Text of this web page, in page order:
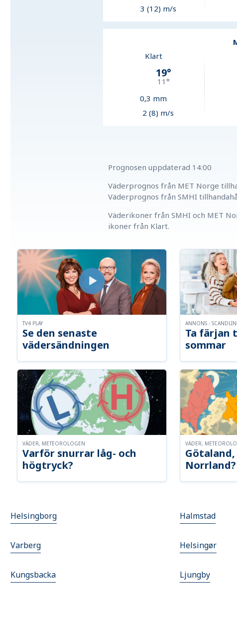
3 (12) m/s
Klart
19°
11 °
0,3 mm
2 (8) m/s
Prognosen uppdaterad 14:00
Väderprognos från MET Norge
Väderprognos från SMHI
Väderikoner från SMHI och MET
ikoner från Klart.
Se den senaste
vädersändningen
TV4 PLAY
Ta färjan
sommar
ANNONS -
Varför snurrar låg- och
högtryck?
VÄDER, METEOROLOGEN
Norrland?
VÄDER,
Helsingborg Halmstad
Varberg Helsingør
Kungsbacka Ljungby